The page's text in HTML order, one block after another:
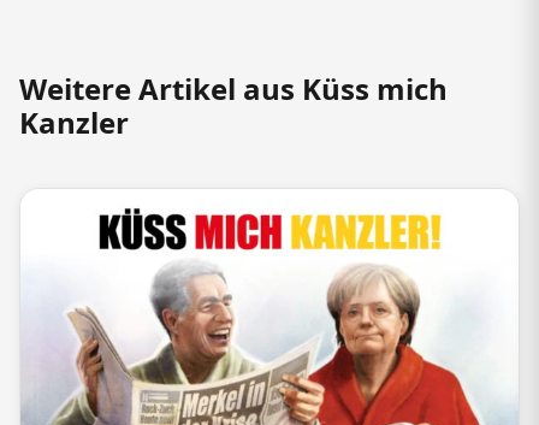
Weitere Artikel aus Küss mich
Kanzler